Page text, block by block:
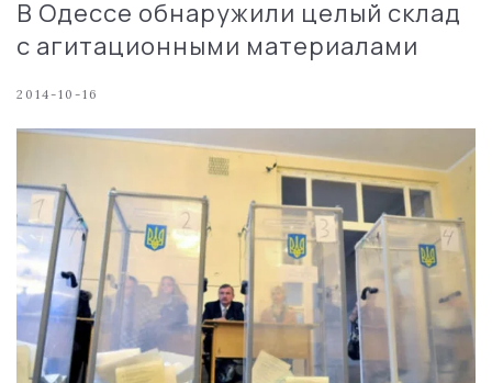
В Одессе обнаружили целый склад
с агитационными материалами
2014-10-16